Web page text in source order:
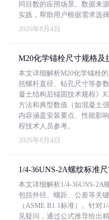
同目数的应用场景。数据来
实践，帮助用户根据需求选
2026年8月4日
M20化学锚栓尺寸规格及
本文详细解析M20化学锚栓
括螺杆直径、钻孔尺寸等参
凝土结构后锚固技术规程》
方法和典型数值（如混凝土
内容涵盖安装要点、性能影
程技术人员参考。
2026年8月4日
1/4-36UNS-2A螺纹标准
本文详细解析1/4-36UNS-2A
包括外径、螺距、公差等关
（ASME B1.1标准）。针对
见疑问，通过公式推导给出